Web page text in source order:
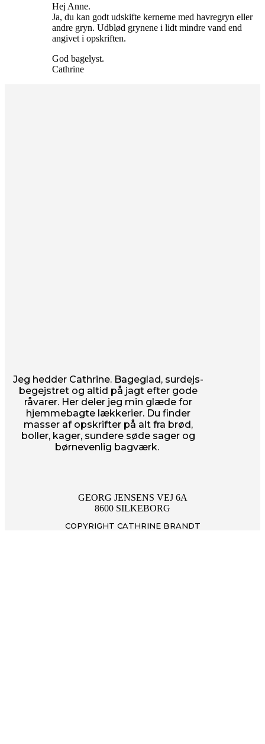
Hej Anne.
Ja, du kan godt udskifte kernerne med havregryn eller
andre gryn. Udblød grynene i lidt mindre vand end
angivet i opskriften.
God bagelyst.
Cathrine
Jeg hedder Cathrine. Bageglad, surdejs-
begejstret og altid på jagt efter gode
råvarer. Her deler jeg min glæde for
hjemmebagte lækkerier. Du finder
masser af opskrifter på alt fra brød,
boller, kager, sundere søde sager og
børnevenlig bagværk.
GEORG JENSENS VEJ 6A
8600 SILKEBORG
COPYRIGHT CATHRINE BRANDT